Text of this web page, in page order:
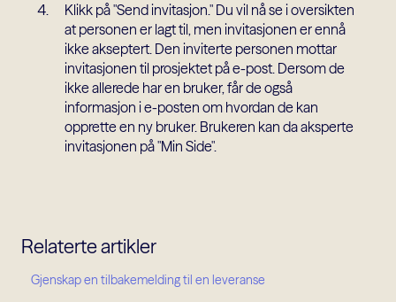
Klikk på "Send invitasjon." Du vil nå se i oversikten
at personen er lagt til, men invitasjonen er ennå
ikke akseptert. Den inviterte personen mottar
invitasjonen til prosjektet på e-post. Dersom de
ikke allerede har en bruker, får de også
informasjon i e-posten om hvordan de kan
opprette en ny bruker. Brukeren kan da aksperte
invitasjonen på "Min Side".
Relaterte artikler
Gjenskap en tilbakemelding til en leveranse